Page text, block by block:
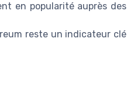
en popularité auprès des
reste un indicateur clé